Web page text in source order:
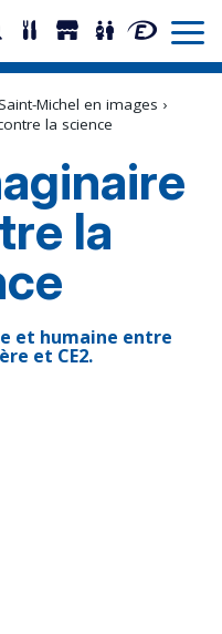
Saint-Michel en images ›
la science
la
et humaine entre
et CE2.